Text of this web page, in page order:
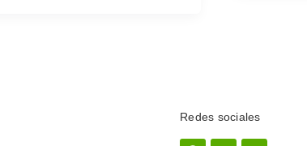
Redes sociales